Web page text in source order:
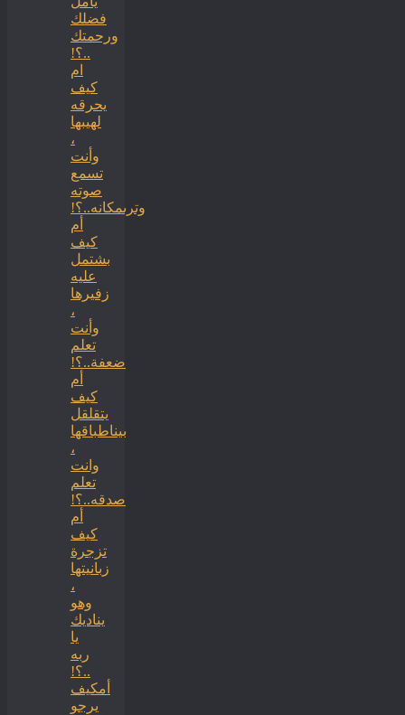
فضلك
ورحمتك
..؟!
ام
كيف
يحرقه
لهيبها
،
وأنت
تسمع
صوته
وترىمكانه..؟!
أم
كيف
بشتمل
عليه
زفيرها
،
وأنت
تعلم
ضعفة..؟!
أم
كيف
يتقلقل
بيناطباقها
،
وانت
تعلم
صدقه..؟!
أم
كيف
تزجرة
زبانيتها
،
وهو
يناديك
يا
ربه
..؟!
أمكيف
يرجو